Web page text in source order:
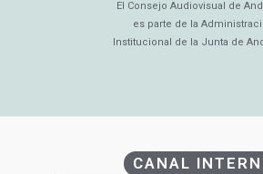
El Consejo Audiovisual de
es parte de la
Institucional de la Junta de
CANAL